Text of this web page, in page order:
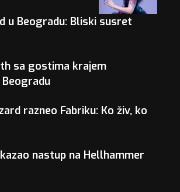
u Beogradu: Bliski susret
sa gostima krajem
razneo Fabriku: Ko živ, ko
nastup na Hellhammer